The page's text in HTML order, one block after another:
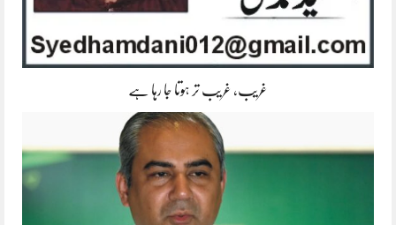
غریب، غریب تر ہوتا جا رہا ہے